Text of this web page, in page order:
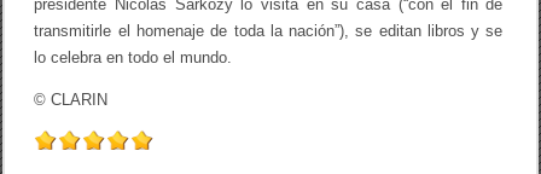
presidente Nicolas Sarkozy lo visita en su casa (“con el fin de
transmitirle el homenaje de toda la nación”), se editan libros y se
lo celebra en todo el mundo.
© CLARIN